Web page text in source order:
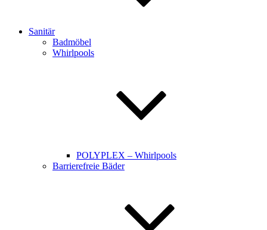
Sanitär
Badmöbel
Whirlpools
POLYPLEX – Whirlpools
Barrierefreie Bäder